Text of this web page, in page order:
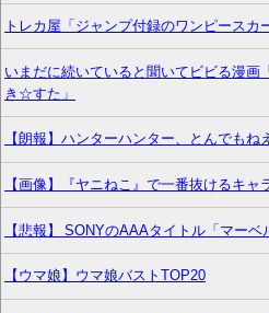
トレカ屋「ジャンプ付録のワンピースカ
いまだに続いていると聞いてビビる漫画
き☆すた」
【朗報】ハンターハンター、とんでもね
【画像】『ヤニねこ』で一番抜けるキャ
【悲報】 SONYのAAAタイトル「マー
【ウマ娘】ウマ娘バストTOP20